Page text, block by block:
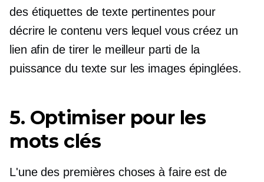
des étiquettes de texte pertinentes pour
décrire le contenu vers lequel vous créez un
lien afin de tirer le meilleur parti de la
puissance du texte sur les images épinglées.
5. Optimiser pour les
mots clés
L'une des premières choses à faire est de